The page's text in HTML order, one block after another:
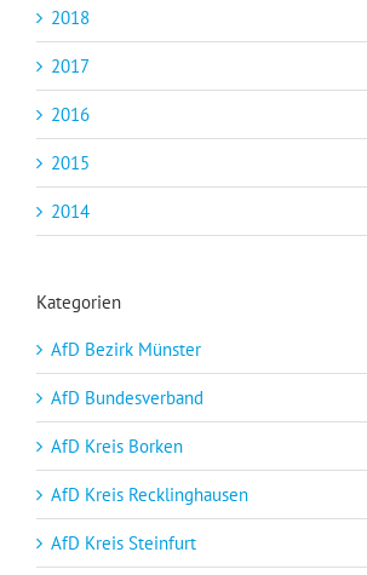
2018
2017
2016
2015
2014
Kategorien
AfD Bezirk Münster
AfD Bundesverband
AfD Kreis Borken
AfD Kreis Recklinghausen
AfD Kreis Steinfurt